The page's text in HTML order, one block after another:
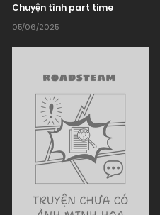
Chuyện tình part time
05/06/2025